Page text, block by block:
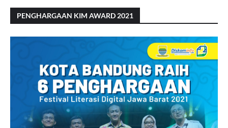
PENGHARGAAN KIM AWARD 2021